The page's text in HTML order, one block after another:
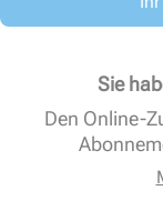
Sie
Den Online-